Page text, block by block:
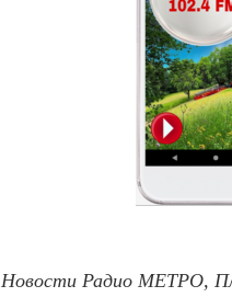
Новости Радио МЕТРО,